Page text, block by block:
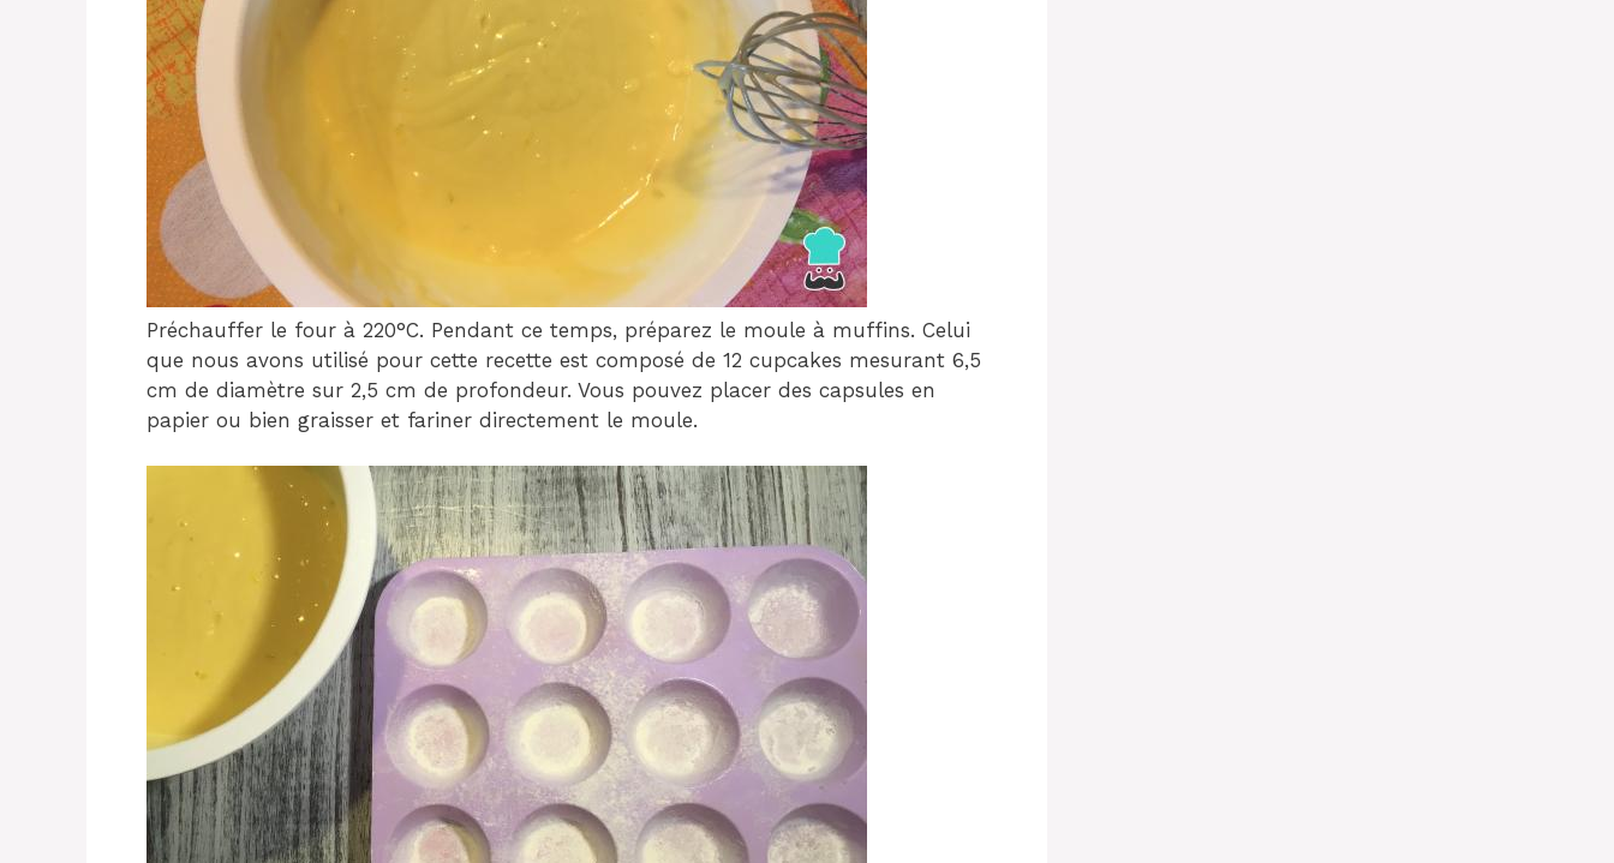
Préchauffer le four à 220°C. Pendant ce temps, préparez le moule à muffins. Celui
que nous avons utilisé pour cette recette est composé de 12 cupcakes mesurant 6,5
cm de diamètre sur 2,5 cm de profondeur. Vous pouvez placer des capsules en
papier ou bien graisser et fariner directement le moule.